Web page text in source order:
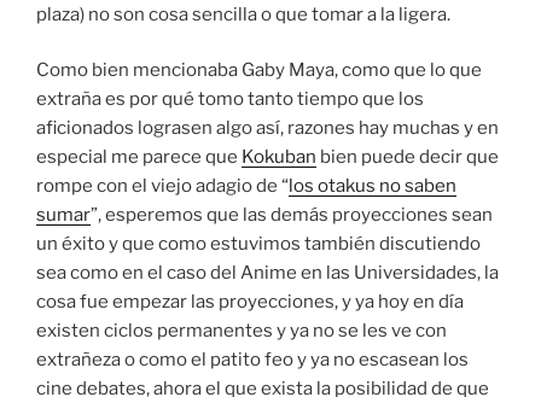
plaza) no son cosa sencilla o que tomar a la ligera.
Como bien mencionaba Gaby Maya, como que lo que
extraña es por qué tomo tanto tiempo que los
aficionados lograsen algo así, razones hay muchas y en
especial me parece que Kokuban bien puede decir que
rompe con el viejo adagio de “ los otakus no saben
sumar”, esperemos que las demás proyecciones sean
un éxito y que como estuvimos también discutiendo
sea como en el caso del Anime en las Universidades, la
cosa fue empezar las proyecciones, y ya hoy en día
existen ciclos permanentes y ya no se les ve con
extrañeza o como el patito feo y ya no escasean los
cine debates, ahora el que exista la posibilidad de que